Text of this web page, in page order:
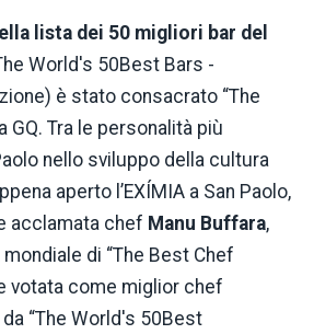
lista dei 50 migliori bar del
World's 50Best Bars -
è stato consacrato “The
GQ. Tra le personalità più
nello sviluppo della cultura
aperto l’EXÍMIA a San Paolo,
acclamata chef Manu Buffara,
di “The Best Chef
votata come miglior chef
“The World's 50Best